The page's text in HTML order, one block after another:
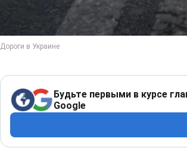
Будьте первыми в курсе
Google